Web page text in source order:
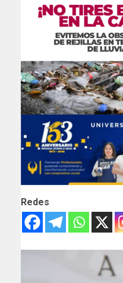
Redes